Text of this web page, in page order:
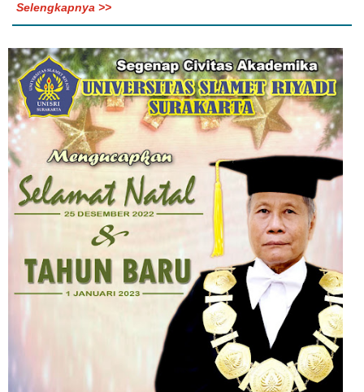
Selengkapnya >>